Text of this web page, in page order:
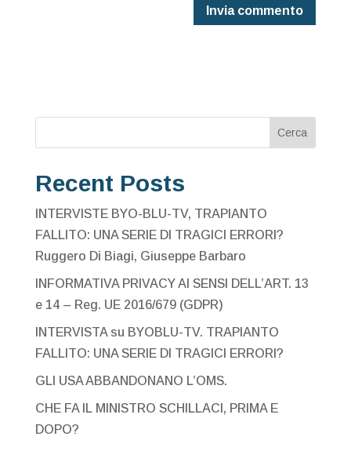
Cerca
Recent Posts
INTERVISTE BYO-BLU-TV, TRAPIANTO
FALLITO: UNA SERIE DI TRAGICI ERRORI?
Ruggero Di Biagi, Giuseppe Barbaro
INFORMATIVA PRIVACY AI SENSI DELL’ART. 13
e 14 – Reg. UE 2016/679 (GDPR)
INTERVISTA su BYOBLU-TV. TRAPIANTO
FALLITO: UNA SERIE DI TRAGICI ERRORI?
GLI USA ABBANDONANO L’OMS.
CHE FA IL MINISTRO SCHILLACI, PRIMA E
DOPO?